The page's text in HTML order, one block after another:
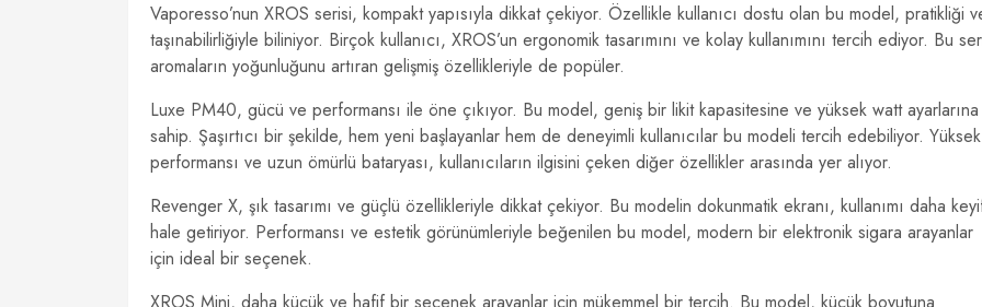
Vaporesso’nun XROS serisi, kompakt yapısıyla dikkat çekiyor. Özellikle kullanıcı dostu olan bu model, pratikliği
taşınabilirliğiyle biliniyor. Birçok kullanıcı, XROS’un ergonomik tasarımını ve kolay kullanımını tercih ediyor. Bu
aromaların yoğunluğunu artıran gelişmiş özellikleriyle de popüler.
Luxe PM40, gücü ve performansı ile öne çıkıyor. Bu model, geniş bir likit kapasitesine ve yüksek watt ayarlarına
sahip. Şaşırtıcı bir şekilde, hem yeni başlayanlar hem de deneyimli kullanıcılar bu modeli tercih edebiliyor. Yüksek
performansı ve uzun ömürlü bataryası, kullanıcıların ilgisini çeken diğer özellikler arasında yer alıyor.
Revenger X, şık tasarımı ve güçlü özellikleriyle dikkat çekiyor. Bu modelin dokunmatik ekranı, kullanımı daha
hale getiriyor. Performansı ve estetik görünümleriyle beğenilen bu model, modern bir elektronik sigara arayanlar
için ideal bir seçenek.